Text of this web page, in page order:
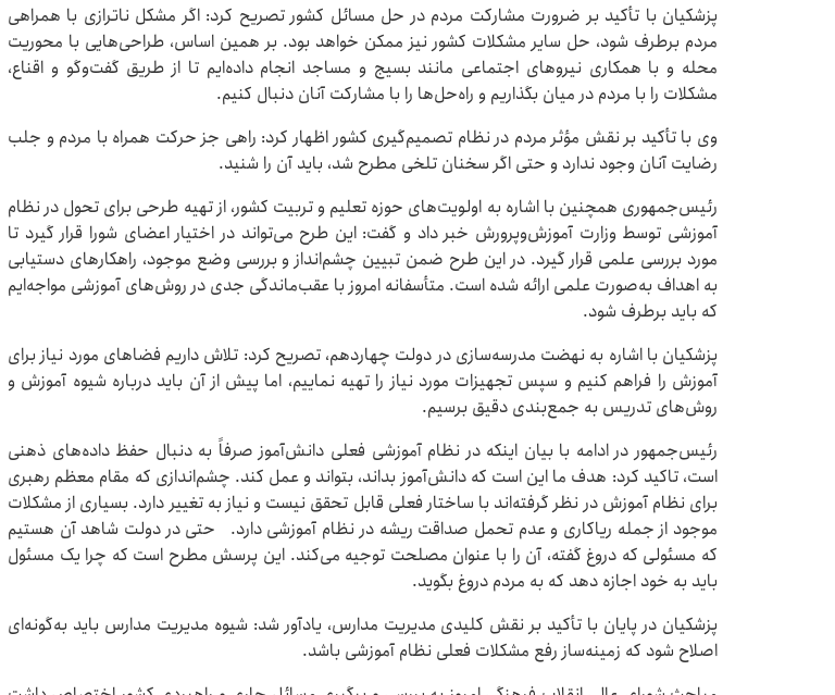
پزشکیان با تأکید بر ضرورت مشارکت مردم در حل مسائل کشور تصریح کرد: اگر مشکل ناترازی با همراهی
مردم برطرف شود، حل سایر مشکلات کشور نیز ممکن خواهد بود. بر همین اساس، طراحی‌هایی با محوریت
محله و با همکاری نیروهای اجتماعی مانند بسیج و مساجد انجام داده‌ایم تا از طریق گفت‌وگو و اقناع،
مشکلات را با مردم در میان بگذاریم و راه‌حل‌ها را با مشارکت آنان دنبال کنیم.
وی با تأکید بر نقش مؤثر مردم در نظام تصمیم‌گیری کشور اظهار کرد: راهی جز حرکت همراه با مردم و جلب
رضایت آنان وجود ندارد و حتی اگر سخنان تلخی مطرح شد، باید آن را شنید.
رئیس‌جمهوری همچنین با اشاره به اولویت‌های حوزه تعلیم و تربیت کشور، از تهیه طرحی برای تحول در نظام
آموزشی توسط وزارت آموزش‌وپرورش خبر داد و گفت: این طرح می‌تواند در اختیار اعضای شورا قرار گیرد تا
مورد بررسی علمی قرار گیرد. در این طرح ضمن تبیین چشم‌انداز و بررسی وضع موجود، راهکارهای دستیابی
به اهداف به‌صورت علمی ارائه شده است. متأسفانه امروز با عقب‌ماندگی جدی در روش‌های آموزشی مواجه‌ایم
که باید برطرف شود.
پزشکیان با اشاره به نهضت مدرسه‌سازی در دولت چهاردهم، تصریح کرد: تلاش داریم فضاهای مورد نیاز برای
آموزش را فراهم کنیم و سپس تجهیزات مورد نیاز را تهیه نماییم، اما پیش از آن باید درباره شیوه آموزش و
روش‌های تدریس به جمع‌بندی دقیق برسیم.
رئیس‌جمهور در ادامه با بیان اینکه در نظام آموزشی فعلی دانش‌آموز صرفاً به دنبال حفظ داده‌های ذهنی
است، تاکید کرد: هدف ما این است که دانش‌آموز بداند، بتواند و عمل کند. چشم‌اندازی که مقام معظم رهبری
برای نظام آموزش در نظر گرفته‌اند با ساختار فعلی قابل تحقق نیست و نیاز به تغییر دارد. بسیاری از مشکلات
موجود از جمله ریاکاری و عدم تحمل صداقت ریشه در نظام آموزشی دارد. حتی در دولت شاهد آن هستیم
که مسئولی که دروغ گفته، آن را با عنوان مصلحت توجیه می‌کند. این پرسش مطرح است که چرا یک مسئول
باید به خود اجازه دهد که به مردم دروغ بگوید.
پزشکیان در پایان با تأکید بر نقش کلیدی مدیریت مدارس، یادآور شد: شیوه مدیریت مدارس باید به‌گونه‌ای
اصلاح شود که زمینه‌ساز رفع مشکلات فعلی نظام آموزشی باشد.